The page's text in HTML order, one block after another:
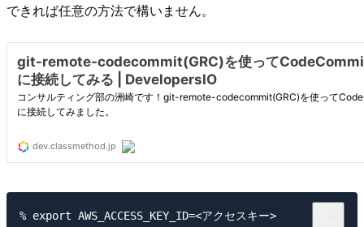
できれば任意の方法で構いません。
% export AWS_ACCESS_KEY_ID=<アクセスキー>